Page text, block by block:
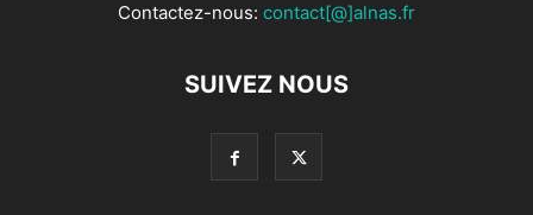
Contactez-nous: contact[@]alnas.fr
SUIVEZ NOUS